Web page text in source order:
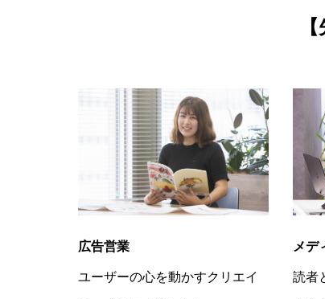
広告営業
ユーザーの心を動かすクリエイ
メデ
読者